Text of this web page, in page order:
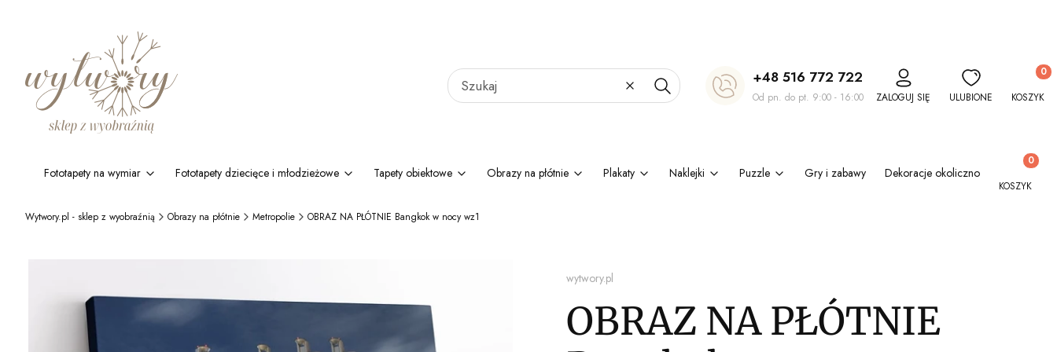
WyczyśćSzukaj
+48 516 772 722
Od pn. do pt. 9:00 - 16:00 ZALOGUJ SIĘ ULUBIONE KOSZYK
Fototapety na wymiar Fototapety dziecięce i młodzieżowe Tapety obiektowe Obrazy na płótnie Plakaty Naklejki Puzzle Gry i zabawy Dekoracje okolicznościowe
Produkty
KOSZYK
Wytwory.pl - sklep z wyobraźnią Obrazy na płótnie Metropolie OBRAZ NA PŁÓTNIE Bangkok w nocy wz1
wytwory.pl
OBRAZ NA PŁÓTNIE